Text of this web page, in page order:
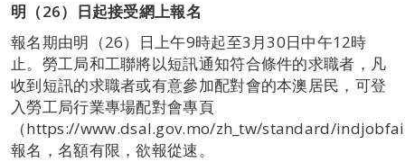
明 （26） 日起接受網上報名
報名期由明（26）日上午9時起至3月30日中午12時
止。勞工局和工聯將以短訊通知符合條件的求職者，凡
收到短訊的求職者或有意參加配對會的本澳居民，可登
入勞工局行業專場配對會專頁
（https://www.dsal.gov.mo/zh_tw/standard/
報名，名額有限，欲報從速。